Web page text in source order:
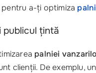
a-ți optimiza
publicul țintă
palniei
clienții. De exemplu,